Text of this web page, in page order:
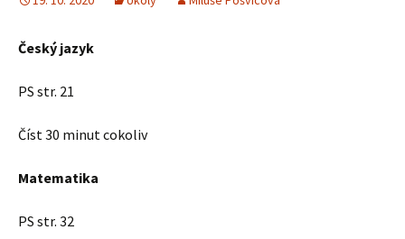
Český jazyk
PS str. 21
Číst 30 minut cokoliv
Matematika
PS str. 32